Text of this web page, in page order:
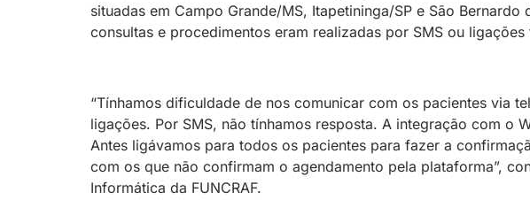
situadas em Campo Grande/MS, Itapetininga/SP e São
consultas e procedimentos eram realizadas por SMS ou ligações
“Tínhamos dificuldade de nos comunicar com os pacientes via
ligações. Por SMS, não tínhamos resposta. A integração com o
Antes ligávamos para todos os pacientes para fazer a
com os que não confirmam o agendamento pela plataforma”,
Informática da FUNCRAF.